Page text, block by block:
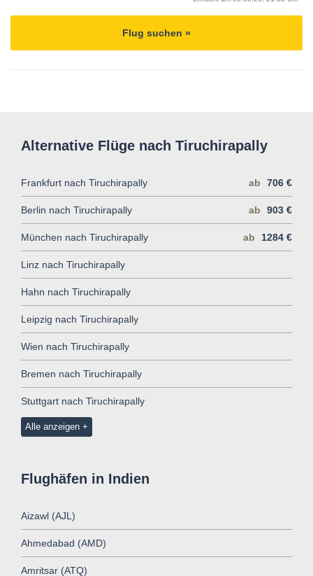
Flug suchen »
Alternative Flüge nach Tiruchirapally
Frankfurt nach Tiruchirapally ab 706 €
Berlin nach Tiruchirapally ab 903 €
München nach Tiruchirapally ab 1284 €
Linz nach Tiruchirapally
Hahn nach Tiruchirapally
Leipzig nach Tiruchirapally
Wien nach Tiruchirapally
Bremen nach Tiruchirapally
Stuttgart nach Tiruchirapally
Alle anzeigen
Flughäfen in Indien
Aizawl (AJL)
Ahmedabad (AMD)
Amritsar (ATQ)